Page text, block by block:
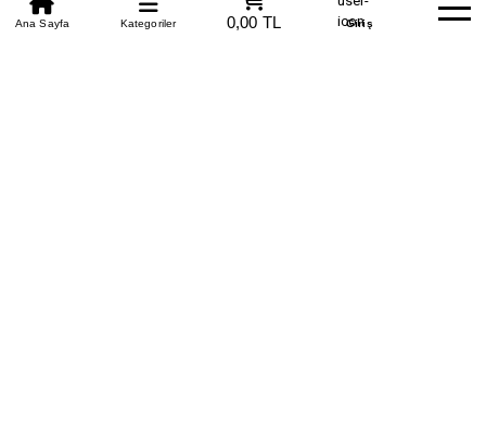
0850 305 09 70
Beden Tablosu Banka Hesapları Whatsapp Yardım
Ana Sayfa Kategoriler 0,00 TL Giriş